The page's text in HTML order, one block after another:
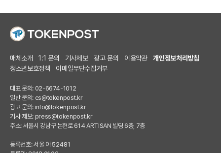
매체소개 1:1 문의 기사제보 광고 문의 이용약관
개인정보처리방침
청소년보호정책
이메일무단수집거부
대표 문의: 02-6674-1012
일반 문의: cs@tokenpost.kr
광고 문의: info@tokenpost.kr
기사 제보: press@tokenpost.kr
주소: 서울시 강남구 논현로 614 ARTISAN 빌딩 6층, 7층
등록번호: 서울 아 52481